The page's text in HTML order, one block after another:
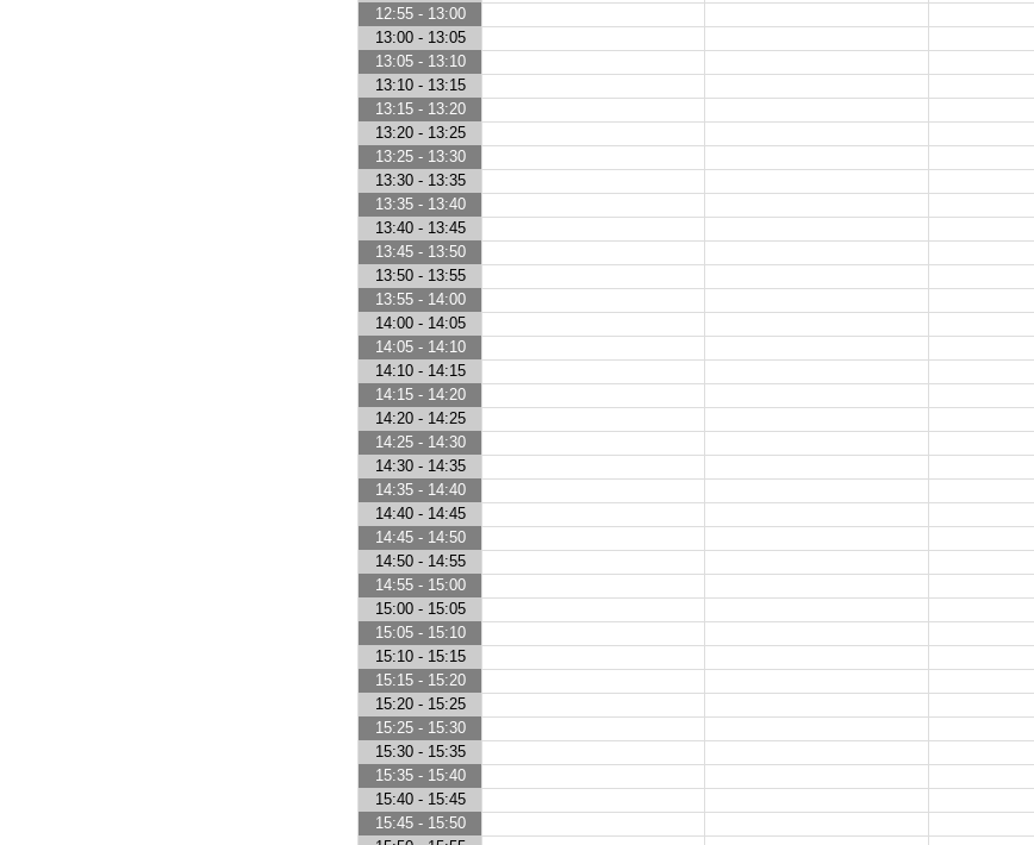
12:55 - 13:00
13:00 - 13:05
13:05 - 13:10
13:10 - 13:15
13:15 - 13:20
13:20 - 13:25
13:25 - 13:30
13:30 - 13:35
13:35 - 13:40
13:40 - 13:45
13:45 - 13:50
13:50 - 13:55
13:55 - 14:00
14:00 - 14:05
14:05 - 14:10
14:10 - 14:15
14:15 - 14:20
14:20 - 14:25
14:25 - 14:30
14:30 - 14:35
14:35 - 14:40
14:40 - 14:45
14:45 - 14:50
14:50 - 14:55
14:55 - 15:00
15:00 - 15:05
15:05 - 15:10
15:10 - 15:15
15:15 - 15:20
15:20 - 15:25
15:25 - 15:30
15:30 - 15:35
15:35 - 15:40
15:40 - 15:45
15:45 - 15:50